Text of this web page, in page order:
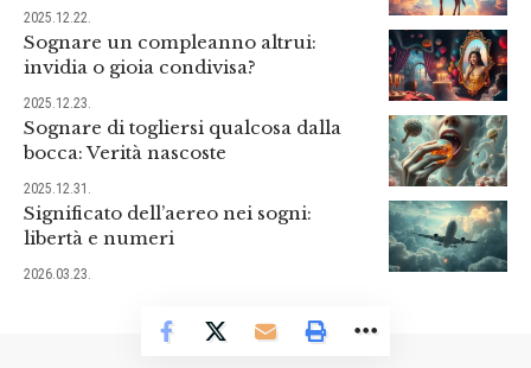
2025.12.22.
Sognare un compleanno altrui:
invidia o gioia condivisa?
2025.12.23.
Sognare di togliersi qualcosa dalla
bocca: Verità nascoste
2025.12.31.
Significato dell’aereo nei sogni:
libertà e numeri
2026.03.23.